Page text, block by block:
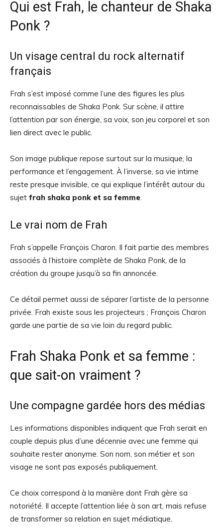
Qui est Frah, le chanteur de Shaka
Ponk ?
Un visage central du rock alternatif
français
Frah s’est imposé comme l’une des figures les plus
reconnaissables de Shaka Ponk. Sur scène, il attire
l’attention par son énergie, sa voix, son jeu corporel et son
lien direct avec le public.
Son image publique repose surtout sur la musique, la
performance et l’engagement. À l’inverse, sa vie intime
reste presque invisible, ce qui explique l’intérêt autour du
sujet frah shaka ponk et sa femme.
Le vrai nom de Frah
Frah s’appelle François Charon. Il fait partie des membres
associés à l’histoire complète de Shaka Ponk, de la
création du groupe jusqu’à sa fin annoncée.
Ce détail permet aussi de séparer l’artiste de la personne
privée. Frah existe sous les projecteurs ; François Charon
garde une partie de sa vie loin du regard public.
Frah Shaka Ponk et sa femme :
que sait-on vraiment ?
Une compagne gardée hors des médias
Les informations disponibles indiquent que Frah serait en
couple depuis plus d’une décennie avec une femme qui
souhaite rester anonyme. Son nom, son métier et son
visage ne sont pas exposés publiquement.
Ce choix correspond à la manière dont Frah gère sa
notoriété. Il accepte l’attention liée à son art, mais refuse
de transformer sa relation en sujet médiatique.